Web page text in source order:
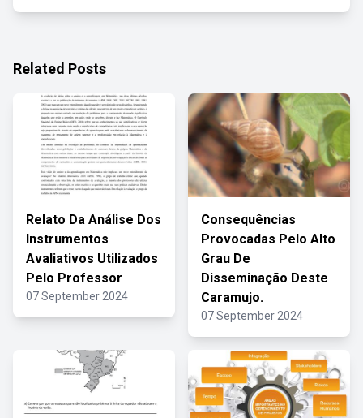
Related Posts
Relato Da Análise Dos
Instrumentos
Avaliativos Utilizados
Pelo Professor
07 September 2024
Consequências
Provocadas Pelo Alto
Grau De
Disseminação Deste
Caramujo.
07 September 2024